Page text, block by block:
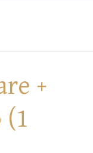
+
(1